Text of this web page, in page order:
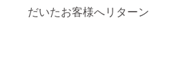
だいたお客様へリターン